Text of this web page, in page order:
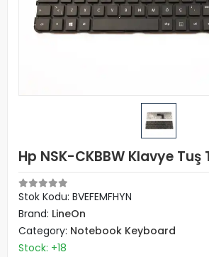
Hp NSK-CKBBW Klavye Tuş
Stok Kodu: BVEFEMFHYN
Brand: LineOn
Category: Notebook Keyboard
Stock: +18